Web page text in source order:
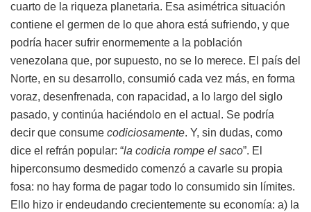
cuarto de la riqueza planetaria. Esa asimétrica situación
contiene el germen de lo que ahora está sufriendo, y que
podría hacer sufrir enormemente a la población
venezolana que, por supuesto, no se lo merece. El país del
Norte, en su desarrollo, consumió cada vez más, en forma
voraz, desenfrenada, con rapacidad, a lo largo del siglo
pasado, y continúa haciéndolo en el actual. Se podría
decir que consume codiciosamente. Y, sin dudas, como
dice el refrán popular: “la codicia rompe el saco”. El
hiperconsumo desmedido comenzó a cavarle su propia
fosa: no hay forma de pagar todo lo consumido sin límites.
Ello hizo ir endeudando crecientemente su economía: a) la